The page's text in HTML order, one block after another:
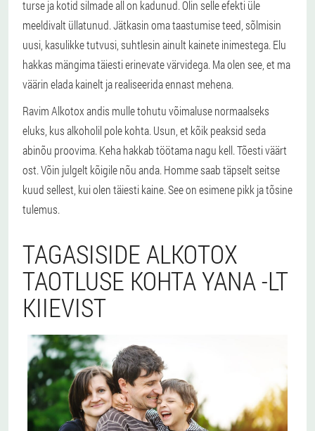
turse ja kotid silmade all on kadunud. Olin selle efekti üle
meeldivalt üllatunud. Jätkasin oma taastumise teed, sõlmisin
uusi, kasulikke tutvusi, suhtlesin ainult kainete inimestega. Elu
hakkas mängima täiesti erinevate värvidega. Ma olen see, et ma
väärin elada kainelt ja realiseerida ennast mehena.
Ravim Alkotox andis mulle tohutu võimaluse normaalseks
eluks, kus alkoholil pole kohta. Usun, et kõik peaksid seda
abinõu proovima. Keha hakkab töötama nagu kell. Tõesti väärt
ost. Võin julgelt kõigile nõu anda. Homme saab täpselt seitse
kuud sellest, kui olen täiesti kaine. See on esimene pikk ja tõsine
tulemus.
TAGASISIDE ALKOTOX
TAOTLUSE KOHTA YANA -LT
KIIEVIST